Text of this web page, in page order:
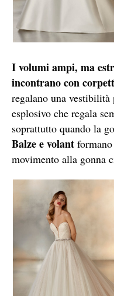
I volumi ampi, ma
incontrano con
regalano una
esplosivo che regala
soprattutto quando la
Balze e volant
movimento alla gonna